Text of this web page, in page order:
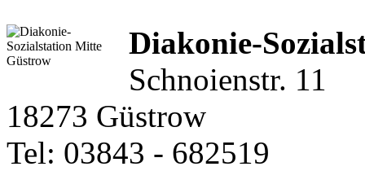
Diakonie-
Schnoienstr. 11
18273 Güstrow
Tel: 03843 - 682519